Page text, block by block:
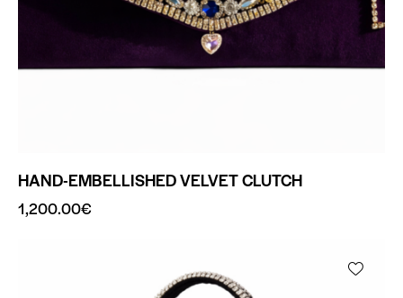
HAND-EMBELLISHED VELVET CLUTCH
1,200.00€